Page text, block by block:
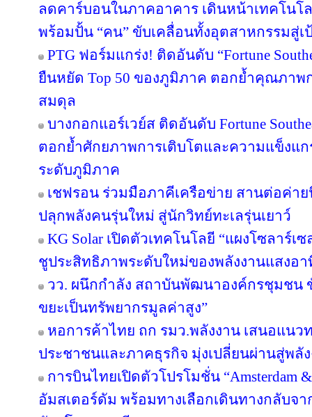
ลดคาร์บอนในภาคอาคาร เดินหน้าเทคโนโ
พร้อมปั้น “คน” ขับเคลื่อนทั้งอุตสาหกรรมสู่
PTG ฟอร์มแกร่ง! ติดอันดับ “Fortune
ยืนหยัด Top 50 ของภูมิภาค ตอกย้ำคุณภาพ
สมดุล
บางกอกแอร์เวย์ส ติดอันดับ Fortune
ตอกย้ำศักยภาพการเติบโตและความแข็งแ
ระดับภูมิภาค
เชฟรอน ร่วมมือภาคีเครือข่าย สานต่อค่าย
ปลุกพลังคนรุ่นใหม่ สู่นักวิทย์ทะเลรุ่นเยาว์
KG Solar เปิดตัวเทคโนโลยี “แผงโซลาร์เ
ชูประสิทธิภาพระดับใหม่ของพลังงานแสงอ
วว. ผนึกกำลัง สถาบันพัฒนาองค์กรชุมชน
ขยะเป็นทรัพยากรมูลค่าสูง”
หอการค้าไทย ถก รมว.พลังงาน เสนอแน
ประชาชนและภาคธุรกิจ มุ่งเปลี่ยนผ่านสู่พลั
การบินไทยเปิดตัวโปรโมชั่น “Amsterdam
อัมสเตอร์ดัม พร้อมทางเลือกเดินทางกลับจา